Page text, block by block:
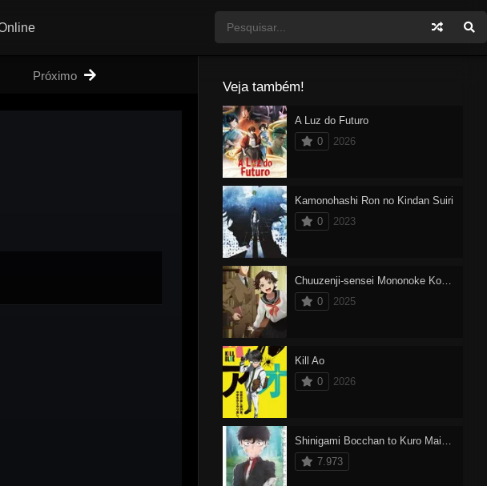
Próximo
Veja também!
A Luz do Futuro
0
2026
Kamonohashi Ron no Kindan Suiri
0
2023
Chuuzenji-sensei Mononoke Kougiroku: Sensei ga Nazo wo Hodoite Shimau kara
0
2025
Kill Ao
0
2026
Shinigami Bocchan to Kuro Maid 3
7.973